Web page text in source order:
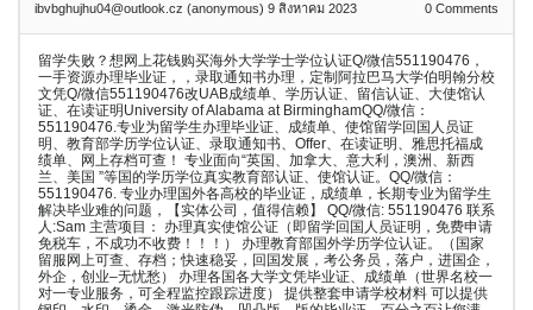
ibvbghujhu04@outlook.cz (anonymous) 9 สิงหาคม 2023 0 Comments
留学失败？想网上花钱购买海外大学学士学位认证Q/微信551190476，
一手资源办理毕业证，，录取通知书办理，定制阿拉巴马大学伯明翰分校
文凭Q/微信551190476改UAB成绩单、学历认证、留信认证、大使馆认
证、在读证明University of Alabama at BirminghamQQ/微信：
551190476.专业为留学生办理毕业证、成绩单、使馆留学回国人员证
明、教育部学历学位认证、录取通知书、Offer、在读证明、雅思托福成
绩单、网上存档可查！ 专业面向“英国、加拿大、意大利，澳洲、新西
兰、美国 ”等国的学历学位真实教育部认证、使馆认证。QQ/微信：
551190476. 专业办理国外各高校的毕业证，成绩单，长期专业为留学生
解决毕业难的问题，【实体公司，值得信赖】 QQ/微信: 551190476 联系
人:Sam 主营项目： 办理真实使馆公证（即留学回国人员证明，免费申请
免税车，不成功不收费！！！） 办理教育部国外学历学位认证。（国家
留服网上可查、存档；快速稳妥，回国发展，考公务员，落户，进国企，
外企，创业–无忧愁） 办理各国各大学文凭毕业证、成绩单（世界名校一
对一专业服务，可全程监控跟踪进度） 提供整套申请学校材料 可以提供